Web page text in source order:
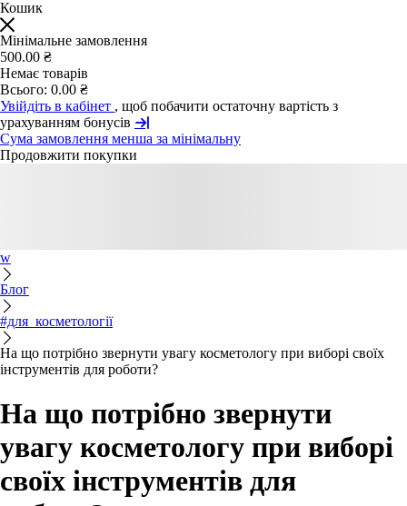
Кошик
Мінімальне замовлення
500.00 ₴
Немає товарів
Всього: 0.00 ₴
Увійдіть в кабінет , щоб побачити остаточну вартість з
урахуванням бонусів
Сума замовлення менша за мінімальну
Продовжити покупки
w
Блог
#для_косметології
На що потрібно звернути увагу косметологу при виборі своїх
інструментів для роботи?
На що потрібно звернути
увагу косметологу при виборі
своїх інструментів для